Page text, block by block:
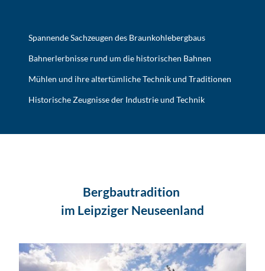
Spannende Sachzeugen des Braunkohlebergbaus
Bahnerlerbnisse rund um die historischen Bahnen
Mühlen und ihre altertümliche Technik und Traditionen
Historische Zeugnisse der Industrie und Technik
Bergbautradition
im Leipziger Neuseenland